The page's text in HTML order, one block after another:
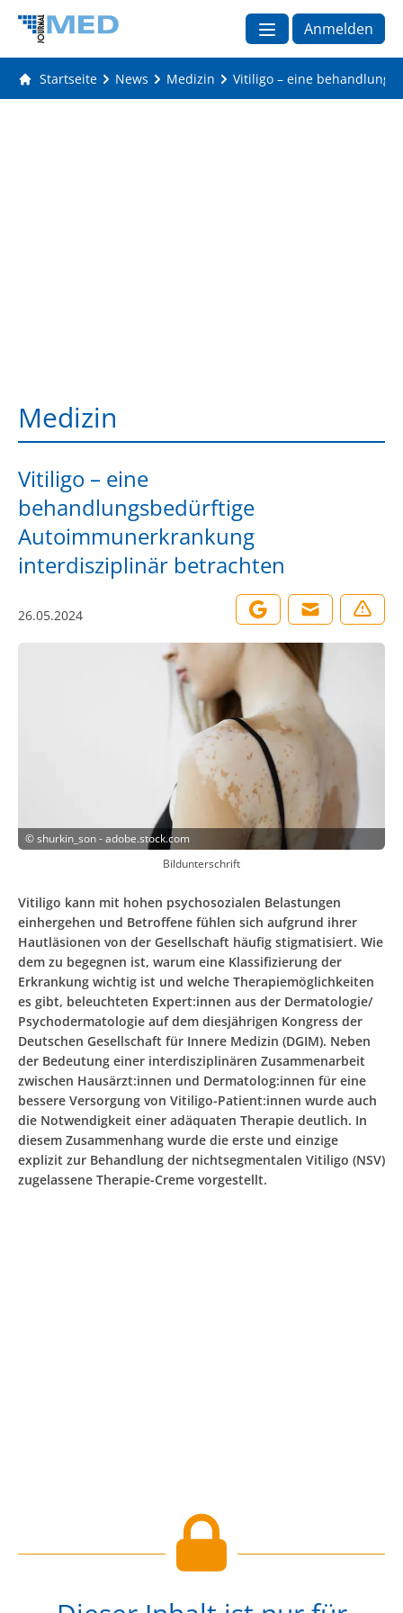
Anmelden
Startseite News Medizin Vitiligo – eine
Medizin
Vitiligo – eine
behandlungsbedürftige
Autoimmunerkrankung
interdisziplinär betrachten
26.05.2024
©shurkin_son - adobe.stock.com
Bildunterschrift
Vitiligo kann mit hohen psychosozialen Belastungen
einhergehen und Betroffene fühlen sich aufgrund ihrer
Hautläsionen von der Gesellschaft häufig stigmatisiert. Wie
dem zu begegnen ist, warum eine Klassifizierung der
Erkrankung wichtig ist und welche Therapiemöglichkeiten
es gibt, beleuchteten Expert:innen aus der Dermatologie/
Psychodermatologie auf dem diesjährigen Kongress der
Deutschen Gesellschaft für Innere Medizin (DGIM). Neben
der Bedeutung einer interdisziplinären Zusammenarbeit
zwischen Hausärzt:innen und Dermatolog:innen für eine
bessere Versorgung von Vitiligo-Patient:innen wurde auch
die Notwendigkeit einer adäquaten Therapie deutlich. In
diesem Zusammenhang wurde die erste und einzige
explizit zur Behandlung der nichtsegmentalen Vitiligo (NSV)
zugelassene Therapie-Creme vorgestellt.